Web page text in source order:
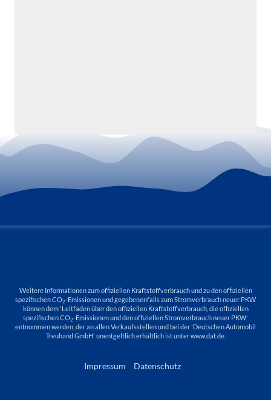
Weitere Informationen zum offiziellen Kraftstoffverbrauch und zu den offiziellen
spezifischen CO2-Emissionen und gegebenenfalls zum Stromverbrauch neuer PKW
können dem 'Leitfaden über den offiziellen Kraftstoffverbrauch, die offiziellen
spezifischen CO2-Emissionen und den offiziellen Stromverbrauch neuer PKW'
entnommen werden, der an allen Verkaufsstellen und bei der 'Deutschen Automobil
Treuhand GmbH' unentgeltlich erhältlich ist unter www.dat.de.
Impressum Datenschutz